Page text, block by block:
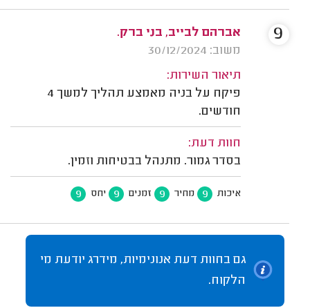
אברהם לבייב, בני ברק.
משוב: 30/12/2024
תיאור השירות:
פיקח על בניה מאמצע תהליך למשך 4
חודשים.
חוות דעת:
בסדר גמור. מתנהל בבטיחות וזמין.
איכות 9 מחיר 9 זמנים 9 יחס 9
9
גם בחוות דעת אנונימיות, מידרג יודעת מי
הלקוח.